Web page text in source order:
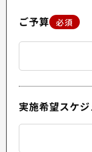
ご予算 必須
実施希望スケ